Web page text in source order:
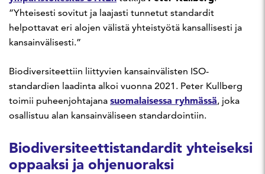
”Yhteisesti sovitut ja laajasti tunnetut standardit
helpottavat eri alojen välistä yhteistyötä kansallisesti ja
kansainvälisesti.”
Biodiversiteettiin liittyvien kansainvälisten ISO-
standardien laadinta alkoi vuonna 2021. Peter Kullberg
toimii puheenjohtajana suomalaisessa ryhmässä, joka
osallistuu alan kansainväliseen standardointiin.
Biodiversiteettistandardit yhteiseksi
oppaaksi ja ohjenuoraksi